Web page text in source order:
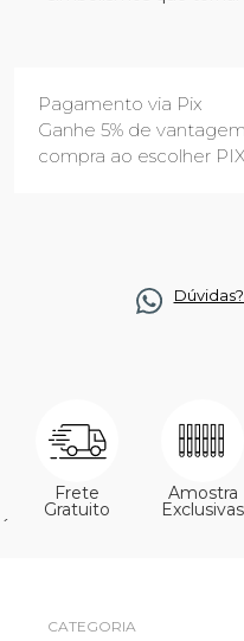
Pagamento via Pix
Ganhe 5% de
compra ao escolher
Frete
Gratuito
Amostra
Exclusivas
´
CATEGORIA